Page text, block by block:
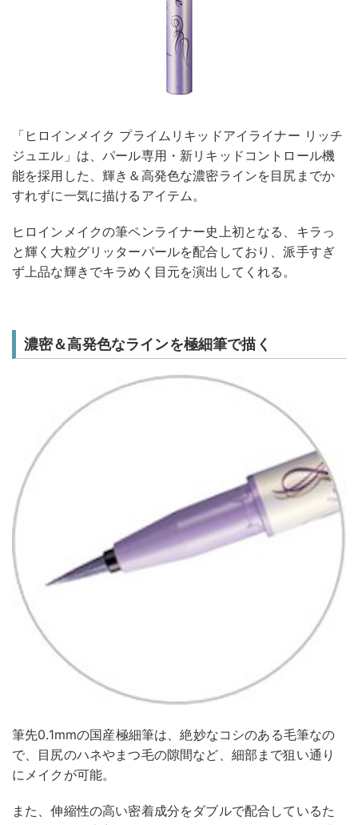
「ヒロインメイク プライムリキッドアイライナー リッチ
ジュエル」は、パール専用・新リキッドコントロール機
能を採用した、輝き＆高発色な濃密ラインを目尻までか
すれずに一気に描けるアイテム。
ヒロインメイクの筆ペンライナー史上初となる、キラっ
と輝く大粒グリッターパールを配合しており、派手すぎ
ず上品な輝きでキラめく目元を演出してくれる。
濃密＆高発色なラインを極細筆で描く
筆先0.1mmの国産極細筆は、絶妙なコシのある毛筆なの
で、目尻のハネやまつ毛の隙間など、細部まで狙い通り
にメイクが可能。
また、伸縮性の高い密着成分をダブルで配合しているた